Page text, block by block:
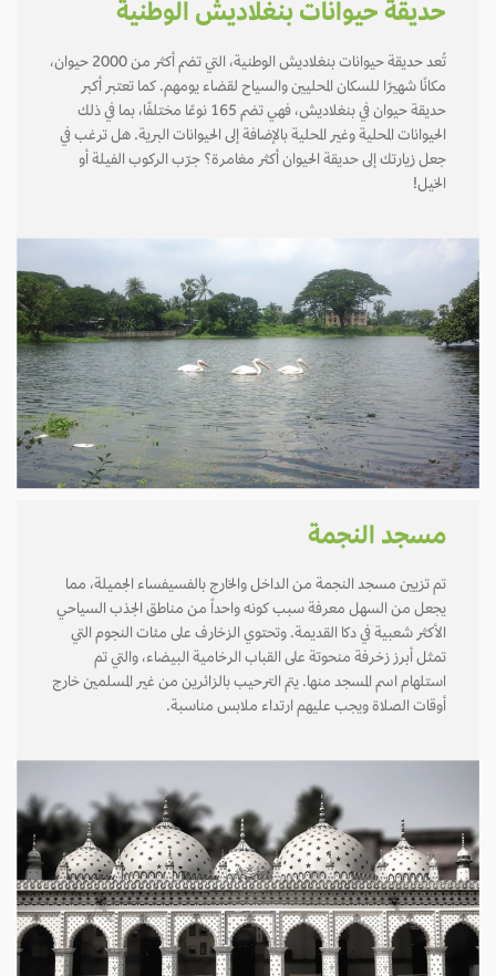
حديقة حيوانات بنغلاديش الوطنية
تُعد حديقة حيوانات بنغلاديش الوطنية، التي تضم أكثر من 2000 حيوان،
مكانًا شهيرًا للسكان المحليين والسياح لقضاء يومهم. كما تعتبر أكبر
حديقة حيوان في بنغلاديش، فهي تضم 165 نوعًا مختلفًا، بما في ذلك
الحيوانات المحلية وغير المحلية بالإضافة إلى الحيوانات البرية. هل ترغب في
جعل زيارتك إلى حديقة الحيوان أكثر مغامرة؟ جرّب الركوب الفيلة أو
الخيل!
مسجد النجمة
تم تزيين مسجد النجمة من الداخل والخارج بالفسيفساء الجميلة، مما
يجعل من السهل معرفة سبب كونه واحداً من مناطق الجذب السياحي
الأكثر شعبية في دكا القديمة. وتحتوي الزخارف على مئات النجوم التي
تمثل أبرز زخرفة منحوتة على القباب الرخامية البيضاء، والتي تم
استلهام اسم المسجد منها. يتم الترحيب بالزائرين من غير المسلمين خارج
أوقات الصلاة ويجب عليهم ارتداء ملابس مناسبة.